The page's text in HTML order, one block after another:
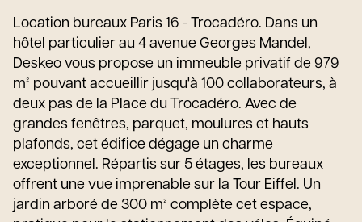
Location bureaux Paris 16 - Trocadéro. Dans un
hôtel particulier au 4 avenue Georges Mandel,
Deskeo vous propose un immeuble privatif de 979
m² pouvant accueillir jusqu'à 100 collaborateurs, à
deux pas de la Place du Trocadéro. Avec de
grandes fenêtres, parquet, moulures et hauts
plafonds, cet édifice dégage un charme
exceptionnel. Répartis sur 5 étages, les bureaux
offrent une vue imprenable sur la Tour Eiffel. Un
jardin arboré de 300 m² complète cet espace,